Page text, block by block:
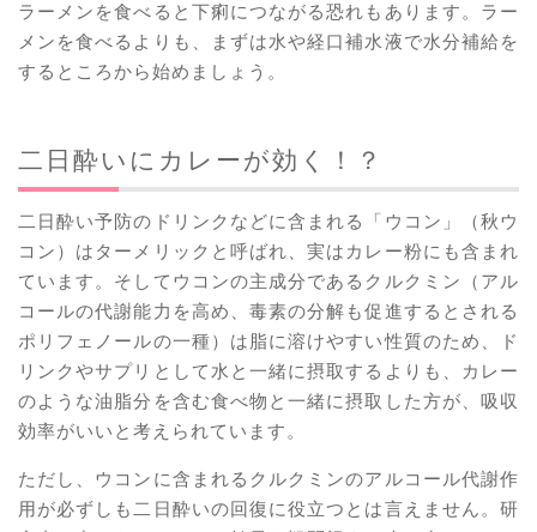
ラーメンを食べると下痢につながる恐れもあります。ラー
メンを食べるよりも、まずは水や経口補水液で水分補給を
するところから始めましょう。
二日酔いにカレーが効く！？
二日酔い予防のドリンクなどに含まれる「ウコン」（秋ウ
コン）はターメリックと呼ばれ、実はカレー粉にも含まれ
ています。そしてウコンの主成分であるクルクミン（アル
コールの代謝能力を高め、毒素の分解も促進するとされる
ポリフェノールの一種）は脂に溶けやすい性質のため、ド
リンクやサプリとして水と一緒に摂取するよりも、カレー
のような油脂分を含む食べ物と一緒に摂取した方が、吸収
効率がいいと考えられています。
ただし、ウコンに含まれるクルクミンのアルコール代謝作
用が必ずしも二日酔いの回復に役立つとは言えません。研